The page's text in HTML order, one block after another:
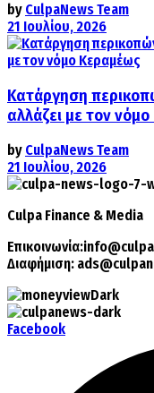
by CulpaNews Team
21 Ιουλίου, 2026
Κατάργηση
αλλάζει με τον
by CulpaNews Team
21 Ιουλίου, 2026
Culpa Finance & Media
Επικοινωνία:
Διαφήμιση:
Facebook